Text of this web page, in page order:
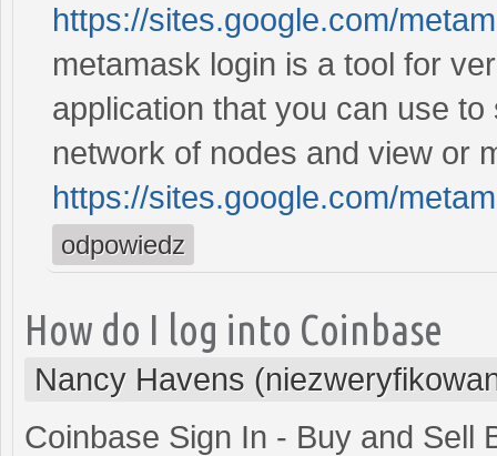
https://sites.google.com/
metamask login is a tool for
application that you can use
network of nodes and view or
https://sites.google.com/
odpowiedz
How do I log into Coinbase
Nancy Havens
Coinbase Sign In - Buy and Sell